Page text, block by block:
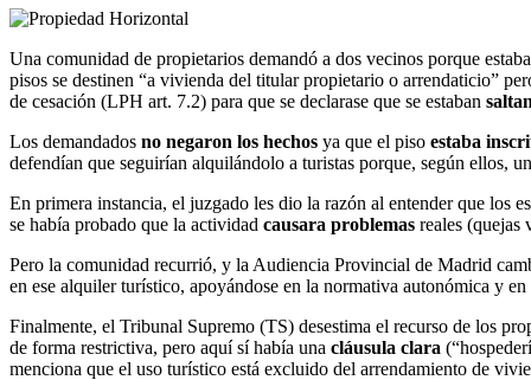
Una comunidad de propietarios demandó a dos vecinos porque
pisos se destinen “a vivienda del titular propietario o arrendaticio”
de cesación (LPH art. 7.2) para que se declarase que se estaban
Los demandados no negaron los hechos ya que el piso estaba
defendían que seguirían alquilándolo a turistas porque, según ellos,
En primera instancia, el juzgado les dio la razón al entender que los
se había probado que la actividad causara problemas reales (quejas
Pero la comunidad recurrió, y la Audiencia Provincial de Madrid
en ese alquiler turístico, apoyándose en la normativa autonómica y
Finalmente, el Tribunal Supremo (TS) desestima el recurso de los
de forma restrictiva, pero aquí sí había una cláusula clara
menciona que el uso turístico está excluido del arrendamiento de